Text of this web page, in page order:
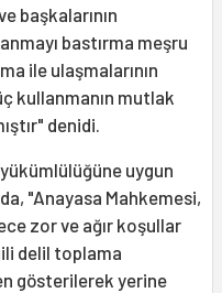
başkalarının
bastırma meşru
ile ulaşmalarının
kullanmanın mutlak
denidi.
uygun
"Anayasa Mahkemesi,
zor ve ağır koşullar
delil toplama
gösterilerek yerine